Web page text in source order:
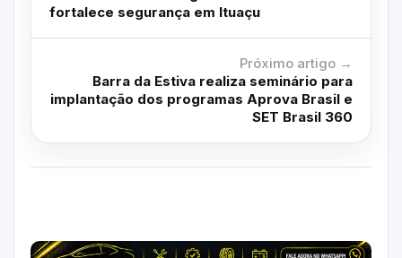
fortalece segurança em Ituaçu
Próximo artigo →
Barra da Estiva realiza seminário para
implantação dos programas Aprova Brasil e
SET Brasil 360